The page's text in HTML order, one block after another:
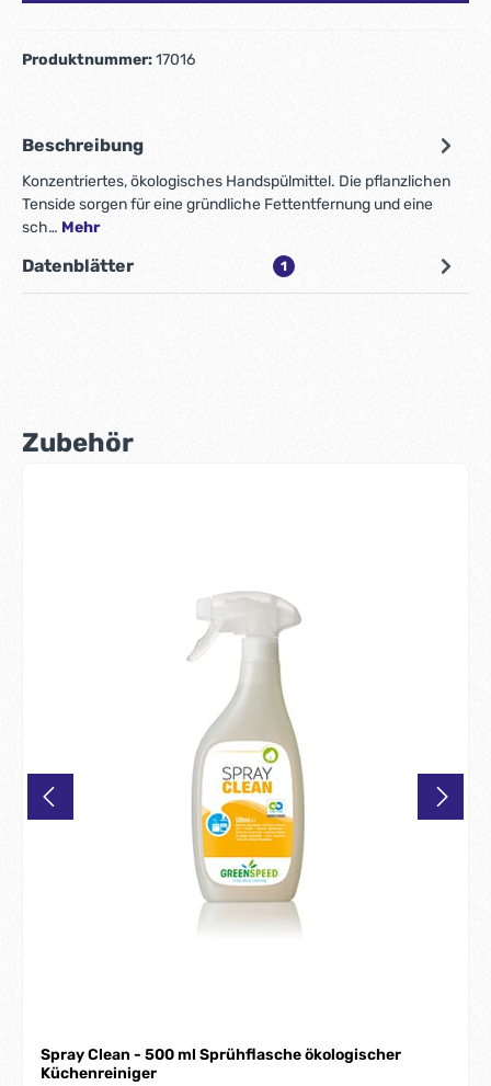
Produktnummer:17016
Beschreibung
Konzentriertes, ökologisches Handspülmittel. Die pflanzlichen
Tenside sorgen für eine gründliche Fettentfernung und eine
sch… Mehr
Datenblätter 1
Zubehör
Spray Clean - 500 ml Sprühflasche ökologischer
Küchenreiniger